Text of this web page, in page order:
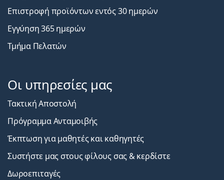
Επιστροφή προϊόντων εντός 30 ημερών
Εγγύηση 365 ημερών
Τμήμα Πελατών
Οι υπηρεσίες μας
Τακτική Αποστολή
Πρόγραμμα Ανταμοιβής
Έκπτωση για μαθητές και καθηγητές
Συστήστε μας στους φίλους σας & κερδίστε
Δωροεπιταγές